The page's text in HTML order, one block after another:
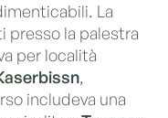
La
presso la palestra
per località
,
includeva una